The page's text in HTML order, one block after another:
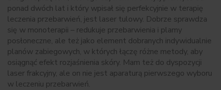
ponad dwóch lat i który wpisał się perfekcyjnie w terapię
leczenia przebarwień, jest laser tulowy. Dobrze sprawdza
się w monoterapii – redukuje przebarwienia i plamy
posłoneczne, ale też jako element dobranych indywidualnie
planów zabiegowych, w których łączę różne metody, aby
osiągnąć efekt rozjaśnienia skóry. Mam też do dyspozycji
laser frakcyjny, ale on nie jest aparaturą pierwszego wyboru
w leczeniu przebarwień.